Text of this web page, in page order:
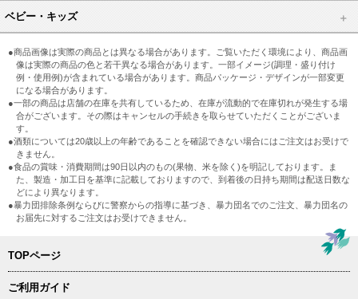
ベビー・キッズ
●商品画像は実際の商品とは異なる場合があります。ご覧いただく環境により、商品画
像は実際の商品の色と若干異なる場合があります。一部イメージ(調理・盛り付け
例・使用例)が含まれている場合があります。商品パッケージ・デザインが一部変更
になる場合があります。
●一部の商品は店舗の在庫を共有しているため、在庫が流動的で在庫切れが発生する場
合がございます。その際はキャンセルの手続きを取らせていただくことがございま
す。
●酒類については20歳以上の年齢であることを確認できない場合にはご注文はお受けで
きません。
●食品の賞味・消費期間は90日以内のもの(果物、米を除く)を明記しております。ま
た、製造・加工日を基準に記載しておりますので、到着後の日持ち期間は配送日数な
どにより異なります。
●暴力団排除条例ならびに警察からの指導に基づき、暴力団名でのご注文、暴力団名の
お届先に対するご注文はお受けできません。
TOPページ
ご利用ガイド